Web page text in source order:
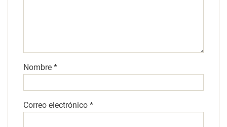
Nombre *
Correo electrónico *